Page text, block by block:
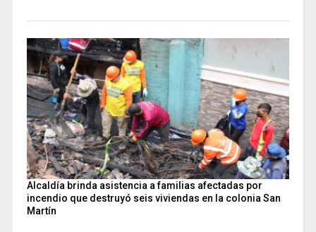
Alcaldía brinda asistencia a familias afectadas por
incendio que destruyó seis viviendas en la colonia San
Martín